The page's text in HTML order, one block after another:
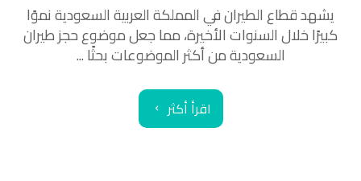
يشهد قطاع الطيران في المملكة العربية السعودية نموًا
كبيرًا خلال السنوات الأخيرة، مما جعل موضوع حجز طيران
السعودية من أكثر الموضوعات بحثًا ...
اقرأ أكثر